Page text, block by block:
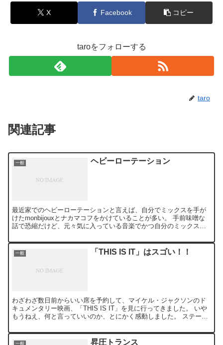
X Facebook コピー
taroをフォローする
taro
関連記事
一般 ヘビーローテーション
最近家でのヘビーローテーションと言えば、自分でミックスを手が
けたmonbijouxとナカマコフをかけていることが多い。 手前味噌な
話で恐縮だけど、元々気に入っている音楽でかつ自分のミックス技
一般 「THIS IS IT」はスゴい！！
わざわざ数日前からいい席を予約して、マイケル・ジャクソンのド
キュメンタリー映画、「THIS IS IT」を見に行ってきました。 いや
もうねえ、何と言っていいのか、とにかく感動しました。 ステージ
一般 昇圧トランス